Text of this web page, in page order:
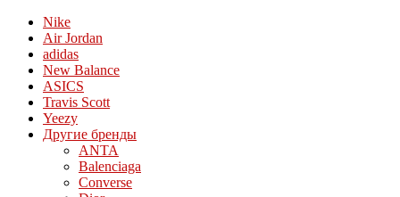
Nike
Air Jordan
adidas
New Balance
ASICS
Travis Scott
Yeezy
Другие бренды
ANTA
Balenciaga
Converse